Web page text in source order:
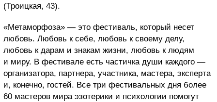
(Троицкая, 43).
«Метаморфоза» — это фестиваль, который несет
любовь. Любовь к себе, любовь к своему делу,
любовь к дарам и знакам жизни, любовь к людям
и миру. В фестивале есть частичка души каждого —
организатора, партнера, участника, мастера, эксперта
и, конечно, гостей. Все три фестивальных дня более
60 мастеров мира эзотерики и психологии помогут